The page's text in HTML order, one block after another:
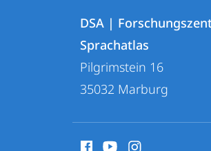
Informationen
DSA
|
Forschungszentrum
Sprachatlas
DSA |
Sprachatlas
Pilgrimstein 16
35032 Marburg